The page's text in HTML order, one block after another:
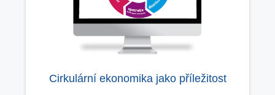
Cirkulární ekonomika jako příležitost